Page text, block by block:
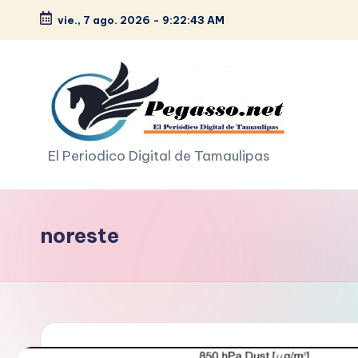
Saltar
contenido
vie., 7 ago. 2026 - 9:22:44 AM
p
e
g
s
o
El Periodico Digital de Tamaulipas
noreste